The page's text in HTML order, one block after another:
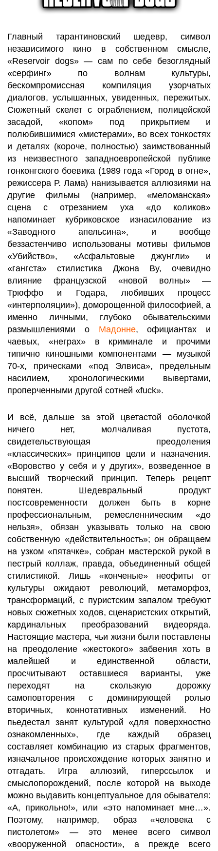
Главный тарантиновский шедевр, символ
независимого кино в собственном смысле,
«Reservoir dogs» — сам по себе безоглядный
«серфинг» по волнам культуры,
бескомпромиссная компиляция узорчатых
диалогов, услышанных, увиденных, пережитых.
Сюжетный скелет с ограблением, полицейской
засадой, «копом» под прикрытием и
полюбившимися «мистерами», во всех тонкостях
и деталях (короче, полностью) заимствованный
из неизвестного западноевропейской публике
гонконгского боевика (1989 года «Город в огне»,
режиссера Р. Лама) нанизывается аллюзиями на
другие фильмы (например, «меломанская»
сцена с отрезанием уха «до коликов»
напоминает кубриковское изнасилование из
«Заводного апельсина», и вообще
беззастенчиво использованы мотивы фильмов
«Убийство», «Асфальтовые джунгли» и
«гангста» стилистика Джона By, очевидно
влияние французской «новой волны» —
Трюффо и Годара, любивших процесс
«интерполяции»), доморощенной философией, а
именно личными, глубоко обывательскими
размышлениями о Мадонне, официантах и
чаевых, «неграх» в криминале и прочими
типично киношными компонентами — музыкой
70-х, прическами «под Элвиса», предельным
насилием, хронологическими вывертами,
проперченными другой сотней «fuck».
И всё, дальше за этой цветастой оболочкой
ничего нет, молчаливая пустота,
свидетельствующая преодоления
«классических» принципов цели и назначения.
«Воровство у себя и у других», возведенное в
высший творческий принцип. Теперь рецепт
понятен. Шедевральный продукт
постсовременности должен быть в корне
профессиональным, ремесленническим «до
нельзя», обязан указывать только на свою
собственную «действительность»; он обращаем
на узком «пятачке», собран мастерской рукой в
пестрый коллаж, правда, объединенный общей
стилистикой. Лишь «конченые» неофиты от
культуры ожидают революций, метаморфоз,
трансформаций, с пуристским запалом требуют
новых сюжетных ходов, сценаристских открытий,
кардинальных преобразований видеоряда.
Настоящие мастера, чьи жизни были поставлены
на преодоление «жестокого» забвения хоть в
малейшей и единственной области,
просчитывают оставшиеся варианты, уже
переходят на скользкую дорожку
самоповторения с доминирующей ролью
вторичных, коннотативных изменений. Но
пьедестал занят культурой «для поверхностно
ознакомленных», где каждый образец
составляет комбинацию из старых фрагментов,
изначальное происхождение которых занятно и
отгадать. Игра аллюзий, гиперссылок и
смыслопорождений, после которой на выходе
можно выдавить концептуальное для обывателя:
«А, прикольно!», или «это напоминает мне…».
Поэтому, например, образ «человека с
пистолетом» — это менее всего символ
«вооруженной опасности», а прежде всего